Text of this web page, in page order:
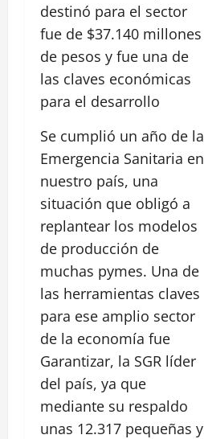
destinó para el sector
fue de $37.140 millones
de pesos y fue una de
las claves económicas
para el desarrollo
Se cumplió un año de la
Emergencia Sanitaria en
nuestro país, una
situación que obligó a
replantear los modelos
de producción de
muchas pymes. Una de
las herramientas claves
para ese amplio sector
de la economía fue
Garantizar, la SGR líder
del país, ya que
mediante su respaldo
unas 12.317 pequeñas y